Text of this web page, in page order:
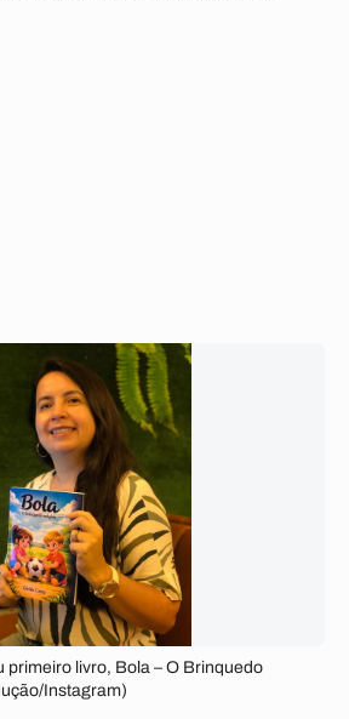
primeiro livro, Bola – O Brinquedo
Instagram)